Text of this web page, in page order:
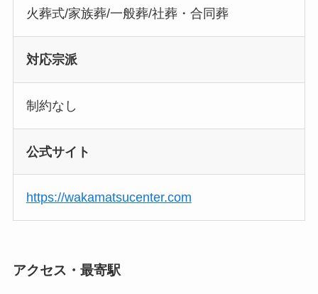
火葬式/家族葬/一般葬/社葬・合同葬
対応宗派
制約なし
公式サイト
https://wakamatsucenter.com
アクセス・最寄駅